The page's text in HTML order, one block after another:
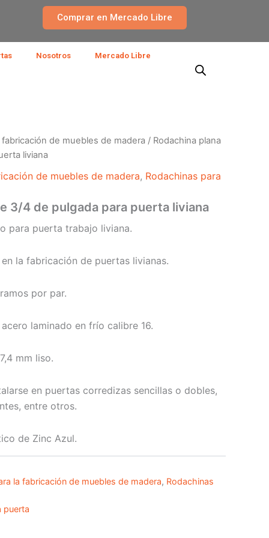
Comprar en Mercado Libre
Nosotros Mercado Libre
de muebles de madera / Rodachina plana
liviana
de muebles de madera, Rodachinas para
3/4 de pulgada para puerta liviana
para puerta trabajo liviana.
la fabricación de puertas livianas.
por par.
laminado en frío calibre 16.
mm liso.
en puertas corredizas sencillas o dobles,
entre otros.
de Zinc Azul.
la fabricación de muebles de madera, Rodachinas
puerta